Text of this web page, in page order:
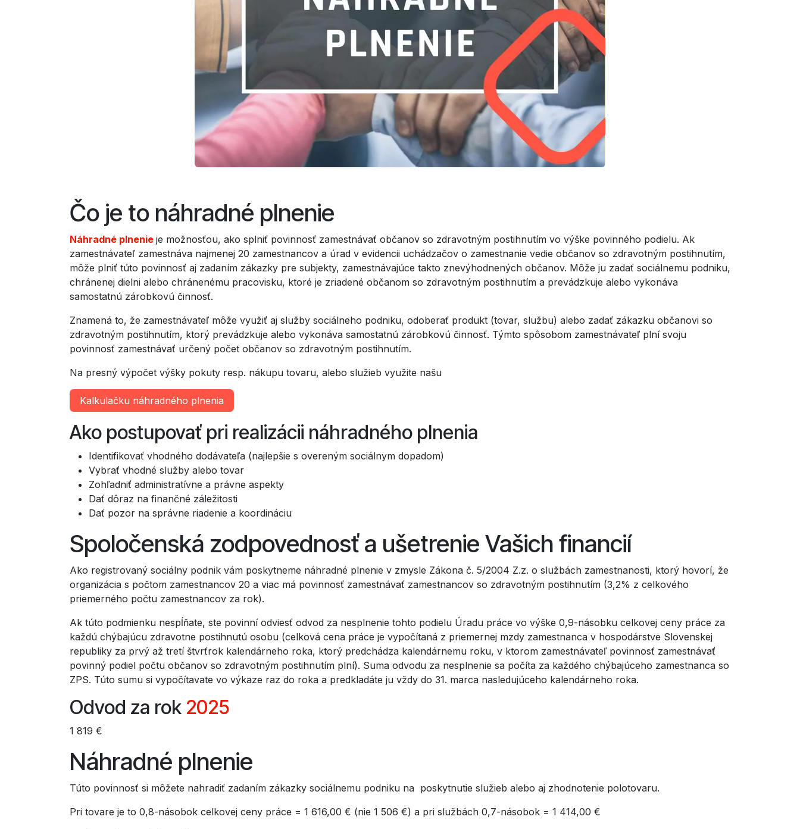
Čo je to náhradné plnenie
Náhradné plnenie je možnosťou, ako splniť povinnosť zamestnávať občanov so zdravotným postihnutím vo výške povinného podielu. Ak
zamestnávateľ zamestnáva najmenej 20 zamestnancov a úrad v evidencii uchádzačov o zamestnanie vedie občanov so zdravotným postihnutím,
môže plniť túto povinnosť aj zadaním zákazky pre subjekty, zamestnávajúce takto znevýhodnených občanov. Môže ju zadať sociálnemu podniku,
chránenej dielni alebo chránenému pracovisku, ktoré je zriadené občanom so zdravotným postihnutím a prevádzkuje alebo vykonáva
samostatnú zárobkovú činnosť.
Znamená to, že zamestnávateľ môže využiť aj služby sociálneho podniku, odoberať produkt (tovar, službu) alebo zadať zákazku občanovi so
zdravotným postihnutím, ktorý prevádzkuje alebo vykonáva samostatnú zárobkovú činnosť. Týmto spôsobom zamestnávateľ plní svoju
povinnosť zamestnávať určený počet občanov so zdravotným postihnutím.
Na presný výpočet výšky pokuty resp. nákupu tovaru, alebo služieb využite našu
Kalkulačku náhradného plnenia
Ako postupovať pri realizácii náhradného plnenia
Identifikovať vhodného dodávateľa (najlepšie s overeným sociálnym dopadom)
Vybrať vhodné služby alebo tovar
Zohľadniť administratívne a právne aspekty
Dať dôraz na finančné záležitosti
Dať pozor na správne riadenie a koordináciu
Spoločenská zodpovednosť a ušetrenie Vašich financií
Ako registrovaný sociálny podnik vám poskytneme náhradné plnenie v zmysle Zákona č. 5/2004 Z.z. o službách zamestnanosti, ktorý hovorí, že
organizácia s počtom zamestnancov 20 a viac má povinnosť zamestnávať zamestnancov so zdravotným postihnutím (3,2% z celkového
priemerného počtu zamestnancov za rok).
Ak túto podmienku nespĺňate, ste povinní odviesť odvod za nesplnenie tohto podielu Úradu práce vo výške 0,9-násobku celkovej ceny práce za
každú chýbajúcu zdravotne postihnutú osobu (celková cena práce je vypočítaná z priemernej mzdy zamestnanca v hospodárstve Slovenskej
republiky za prvý až tretí štvrťrok kalendárneho roka, ktorý predchádza kalendárnemu roku, v ktorom zamestnávateľ povinnosť zamestnávať
povinný podiel počtu občanov so zdravotným postihnutím plní). Suma odvodu za nesplnenie sa počíta za každého chýbajúceho zamestnanca so
ZPS. Túto sumu si vypočítavate vo výkaze raz do roka a predkladáte ju vždy do 31. marca nasledujúceho kalendárneho roka.
Odvod za rok 2025
1 819 €
Náhradné plnenie
Túto povinnosť si môžete nahradiť zadaním zákazky sociálnemu podniku na poskytnutie služieb alebo aj zhodnotenie polotovaru.
Pri tovare je to 0,8-násobok celkovej ceny práce = 1 616,00 € (nie 1 506 €) a pri službách 0,7-násobok = 1 414,00 €